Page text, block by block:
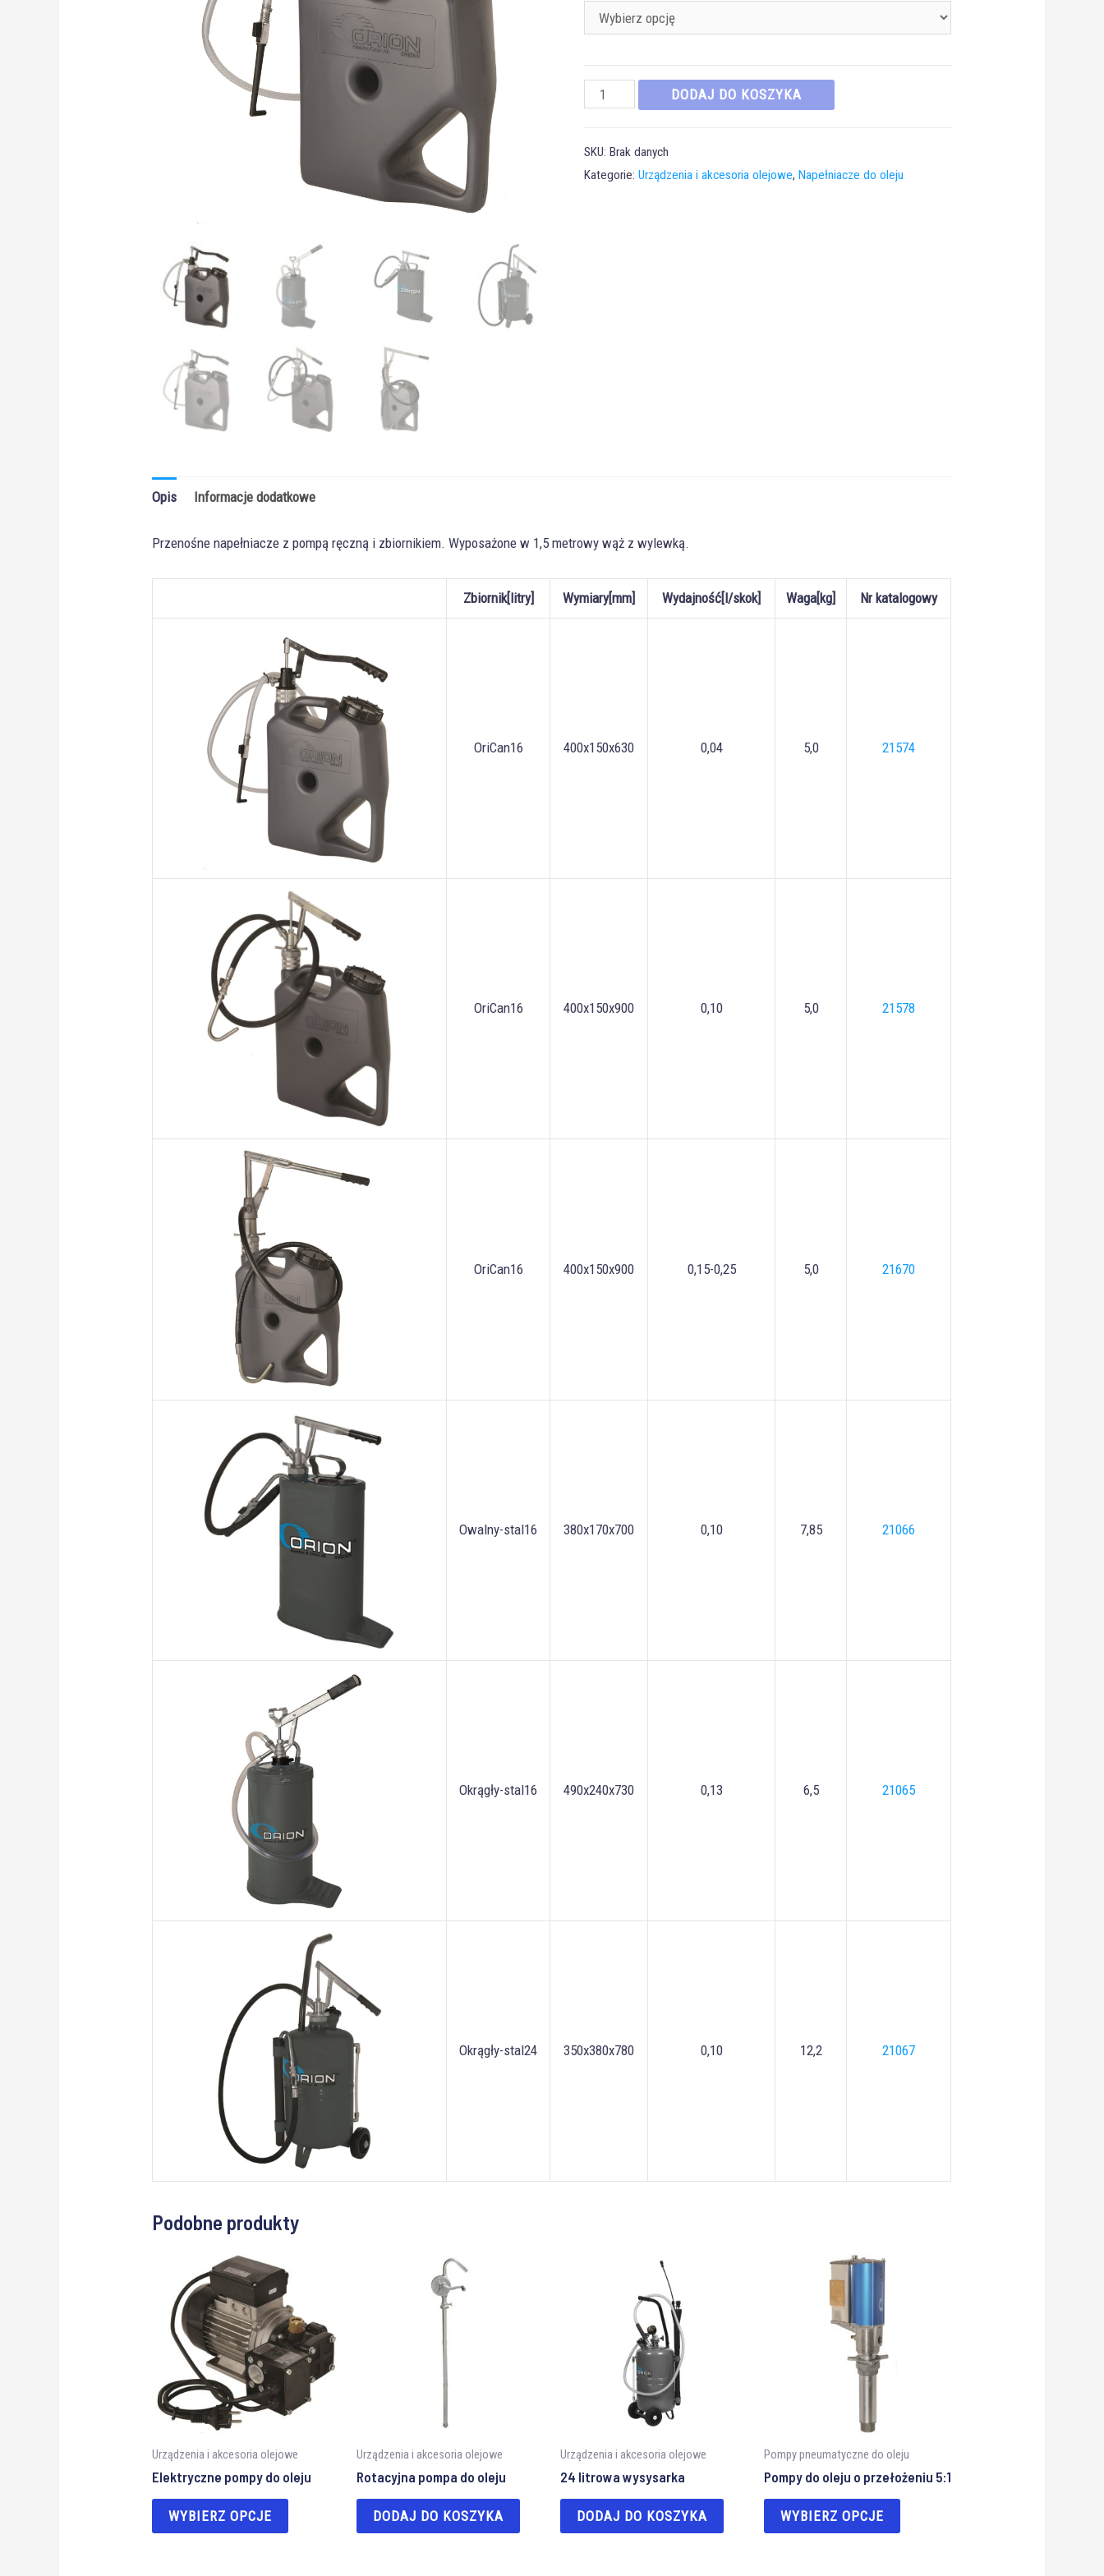
ilość
do
DODAJ DO KOSZYKA
SKU: Brak danych
Kategorie: Urządzenia i akcesoria olejowe, Napełniacze do oleju
Opis Informacje dodatkowe
Przenośne napełniacze z pompą ręczną i zbiornikiem. Wyposażone w 1,5 metrowy wąż z wylewką.
Zbiornik[litry] Wymiary[mm] Wydajność[l/skok] Waga[kg] Nr katalogowy
OriCan16 400x150x630 0,04 5,0 21574
OriCan16 400x150x900 0,10 5,0 21578
OriCan16 400x150x900 0,15-0,25 5,0 21670
Owalny-stal16 380x170x700 0,10 7,85 21066
Okrągły-stal16 490x240x730 0,13 6,5 21065
Okrągły-stal24 350x380x780 0,10 12,2 21067
Podobne produkty
Urządzenia i akcesoria olejowe
Elektryczne pompy do oleju
WYBIERZ OPCJE
Urządzenia i akcesoria olejowe
Rotacyjna pompa do oleju
DODAJ DO KOSZYKA
Urządzenia i akcesoria olejowe
24 litrowa wysysarka
DODAJ DO KOSZYKA
Pompy pneumatyczne do oleju
Pompy do oleju o przełożeniu 5:1
WYBIERZ OPCJE